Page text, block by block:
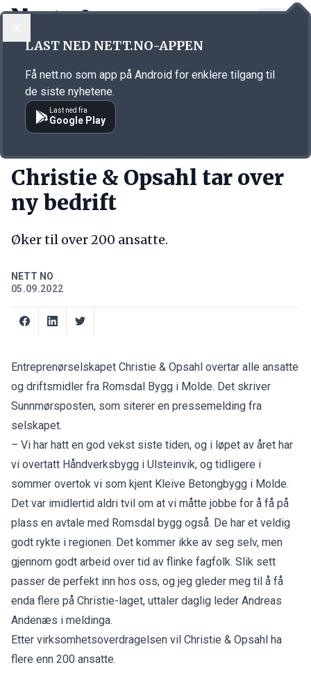
Annonsørinnhold
Christie & Opsahl tar over
ny bedrift
Øker til over 200 ansatte.
NETT NO
05.09.2022
Entreprenørselskapet Christie & Opsahl overtar alle ansatte
og driftsmidler fra Romsdal Bygg i Molde. Det skriver
Sunnmørsposten, som siterer en pressemelding fra
selskapet.
– Vi har hatt en god vekst siste tiden, og i løpet av året har
vi overtatt Håndverksbygg i Ulsteinvik, og tidligere i
sommer overtok vi som kjent Kleive Betongbygg i Molde.
Det var imidlertid aldri tvil om at vi måtte jobbe for å få på
plass en avtale med Romsdal bygg også. De har et veldig
godt rykte i regionen. Det kommer ikke av seg selv, men
gjennom godt arbeid over tid av flinke fagfolk. Slik sett
passer de perfekt inn hos oss, og jeg gleder meg til å få
enda flere på Christie-laget, uttaler daglig leder Andreas
Andenæs i meldinga.
Etter virksomhetsoverdragelsen vil Christie & Opsahl ha
flere enn 200 ansatte.
LAST NED NETT.NO-APPEN
Få nett.no som app på Android for enklere tilgang til
de siste nyhetene.
Last ned fra
Google Play